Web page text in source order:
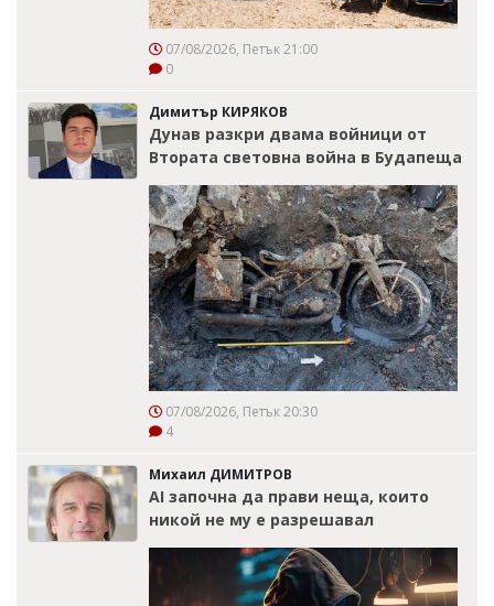
07/08/2026, Петък 21:00
0
Димитър КИРЯКОВ
Дунав разкри двама войници от
Втората световна война в Будапеща
07/08/2026, Петък 20:30
4
Михаил ДИМИТРОВ
AI започна да прави неща, които
никой не му е разрешавал